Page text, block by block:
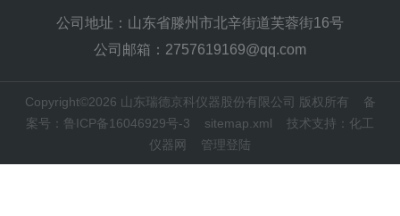
公司地址：山东省滕州市北辛街道芙蓉街16号
公司邮箱：2757619169@qq.com
Copyright©2026 山东瑞德京科仪器股份有限公司 版权所有 备
案号：鲁ICP备16046929号-3
sitemap.xml 技术支持： 化工
仪器网
管理登陆